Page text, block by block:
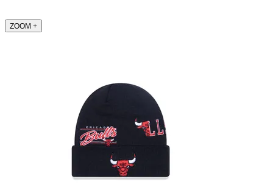
ZOOM +